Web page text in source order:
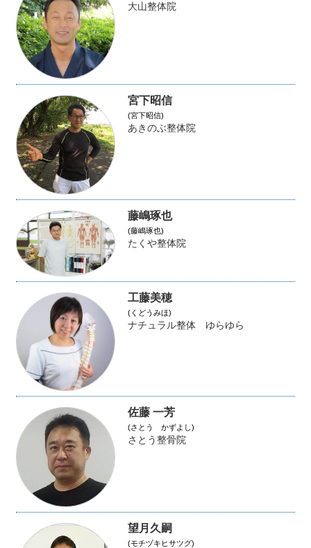
大山整体院
宮下昭信
(宮下昭信)
あきのぶ整体院
藤嶋琢也
(藤嶋琢也)
たくや整体院
工藤美穂
(くどうみほ)
ナチュラル整体 ゆらゆら
佐藤 一芳
(さとう かずよし)
さとう整骨院
望月久嗣
(モチヅキヒサツグ)